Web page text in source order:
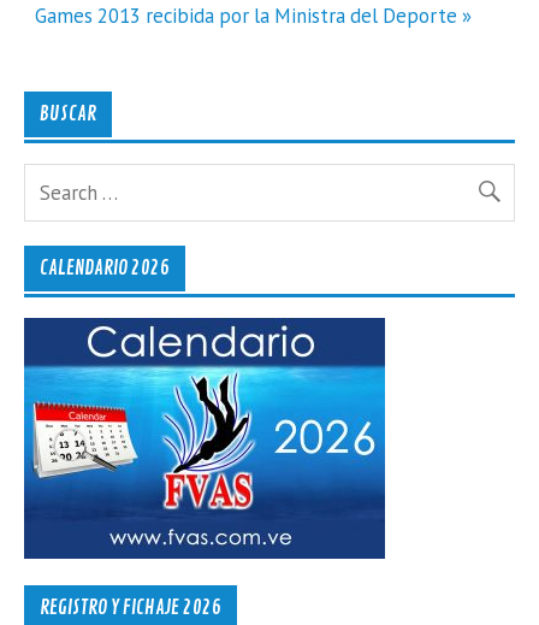
Games 2013 recibida por la Ministra del Deporte »
BUSCAR
CALENDARIO 2026
REGISTRO Y FICHAJE 2026